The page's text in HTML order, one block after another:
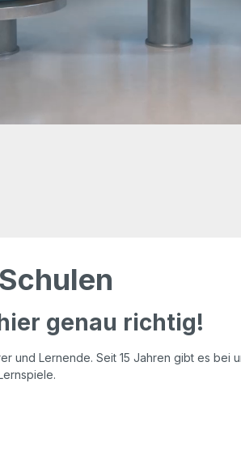
genau richtig!
und Lernende. Seit 15 Jahren gibt es bei